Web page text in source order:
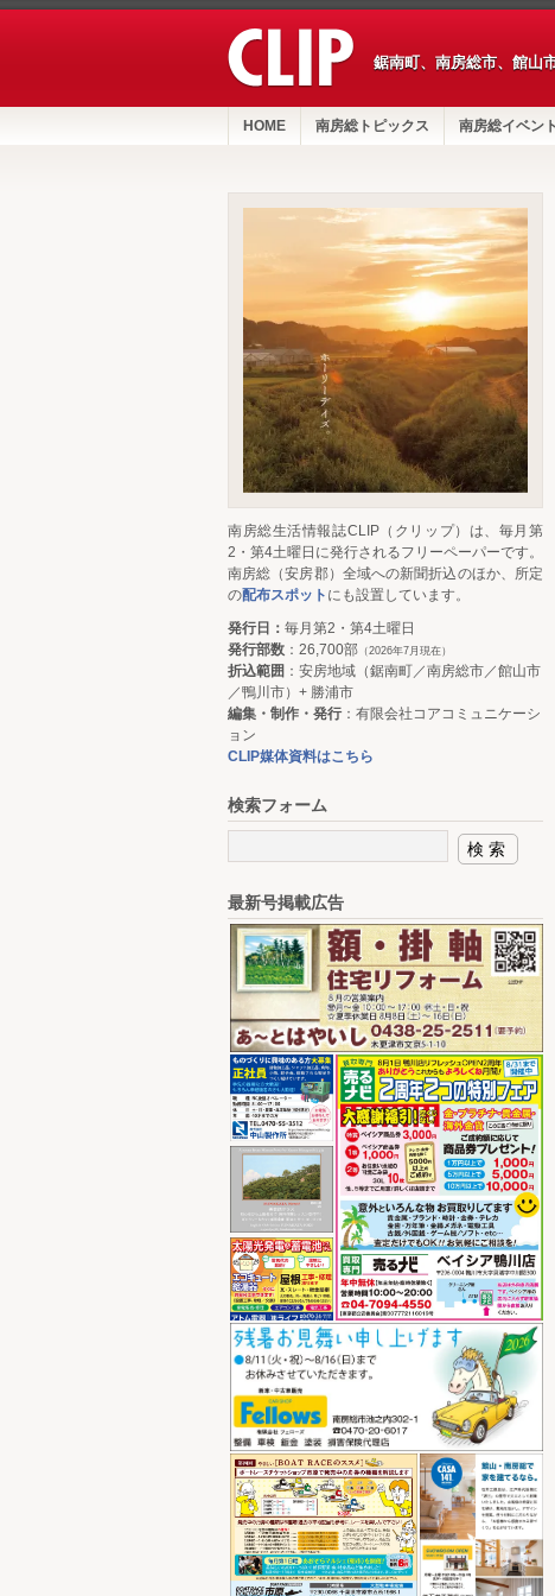
鋸南町、南房総市、館山
HOME 南房総トピックス 南房総イベン
南房総生活情報誌CLIP（クリップ）は、毎月第
2・第4土曜日に発行されるフリーペーパーです。
南房総（安房郡）全域への新聞折込のほか、所定
の配布スポット にも設置しています。
発行日： 毎月第2・第4土曜日
発行部数 ：26,700部 （2026年7月現在）
折込範囲 ：安房地域（鋸南町／南房総市／館山市
／鴨川市）+ 勝浦市
編集・制作・発行：有限会社コアコミュニケーシ
ョン
CLIP媒体資料はこちら
検索フォーム
最新号掲載広告